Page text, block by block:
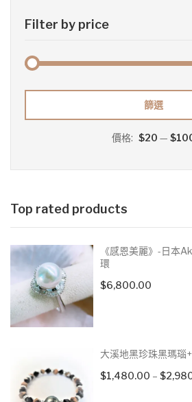
Filter by price
低
格
高
格
篩選
價格: $20 —
Top rated products
《感恩美麗》-日本
環
$6,800.00
大溪地黑珍珠黑瑪瑙
$1,480.00 – $